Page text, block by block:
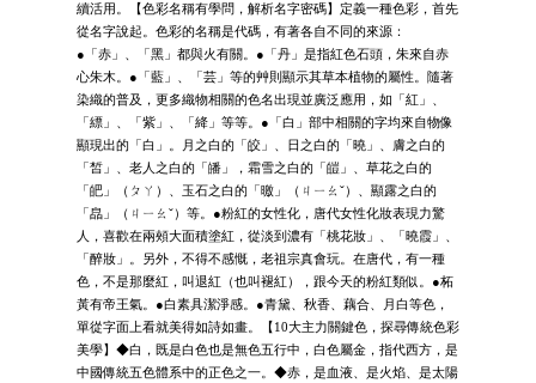
續活用。【色彩名稱有學問，解析名字密碼】定義一種色彩，首先
從名字說起。色彩的名稱是代碼，有著各自不同的來源：
●「赤」、「黑」都與火有關。●「丹」是指紅色石頭，朱來自赤
心朱木。●「藍」、「芸」等的艸則顯示其草本植物的屬性。隨著
染織的普及，更多織物相關的色名出現並廣泛應用，如「紅」、
「縹」、「紫」、「絳」等等。●「白」部中相關的字均來自物像
顯現出的「白」。月之白的「皎」、日之白的「曉」、膚之白的
「皙」、老人之白的「皤」，霜雪之白的「皚」、草花之白的
「皅」（ㄆㄚ）、玉石之白的「曒」（ㄐㄧㄠˇ）、顯露之白的
「皛」（ㄐㄧㄠˇ）等。●粉紅的女性化，唐代女性化妝表現力驚
人，喜歡在兩頰大面積塗紅，從淡到濃有「桃花妝」、「曉霞」、
「醉妝」。另外，不得不感慨，老祖宗真會玩。在唐代，有一種
色，不是那麼紅，叫退紅（也叫褪紅），跟今天的粉紅類似。●柘
黃有帝王氣。●白素具潔淨感。●青黛、秋香、藕合、月白等色，
單從字面上看就美得如詩如畫。【10大主力關鍵色，探尋傳統色彩
美學】◆白，既是白色也是無色五行中，白色屬金，指代西方，是
中國傳統五色體系中的正色之一。◆赤，是血液、是火焰、是太陽